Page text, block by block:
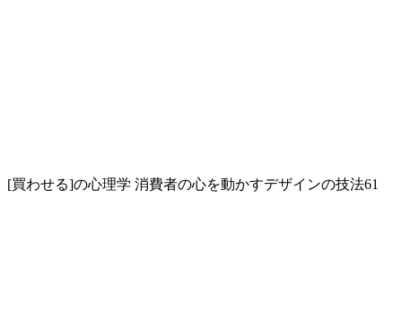
[買わせる]の心理学 消費者の心を動かすデザインの技法61